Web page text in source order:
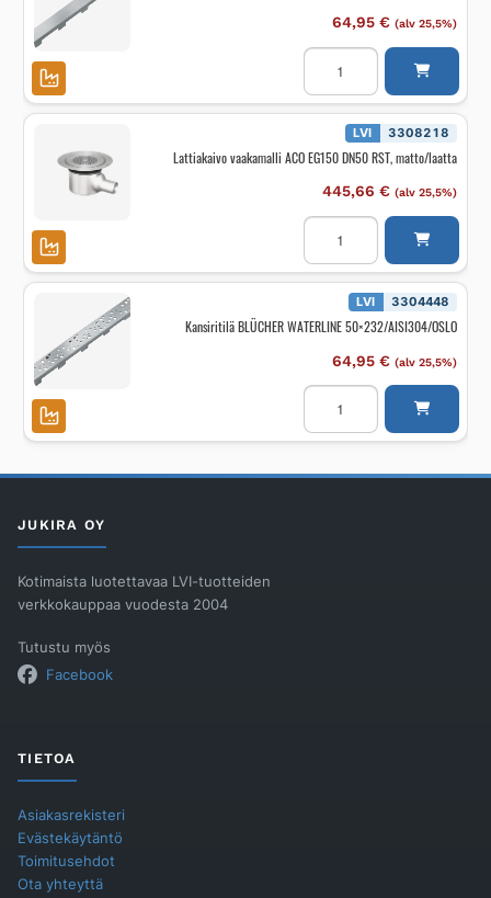
64,95 € (alv 25,5%)
Kansiritilä
BLÜCHER
WATERLINE
50x232/AISI304/
määrä
LVI 3308218
Lattiakaivo vaakamalli ACO EG150 DN50 RST, matto/laatta
445,66 € (alv 25,5%)
Lattiakaivo
vaakamalli
EG150
DN50
matto/laatta
määrä
LVI 3304448
Kansiritilä BLÜCHER WATERLINE 50×232/AISI304/OSLO
64,95 € (alv 25,5%)
Kansiritilä
BLÜCHER
WATERLINE
50x232/AISI304/OSLO
JUKIRA OY
Kotimaista luotettavaa LVI-tuotteiden
verkkokauppaa vuodesta 2004
Tutustu myös
Facebook
TIETOA
Asiakasrekisteri
Evästekäytäntö
Toimitusehdot
Ota yhteyttä